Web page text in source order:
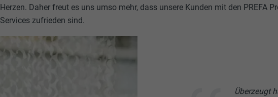
Herzen. Daher freut es uns umso mehr, dass unsere Kunden mit den PREFA
Services zufrieden sind.
Überzeugt